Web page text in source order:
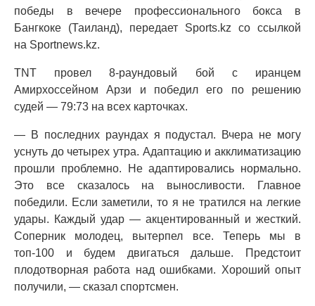
победы в вечере профессионального бокса в
Бангкоке (Таиланд), передает Sports.kz со ссылкой
на Sportnews.kz.
TNT провел 8-раундовый бой с иранцем
Амирхоссейном Арзи и победил его по решению
судей — 79:73 на всех карточках.
— В последних раундах я подустал. Вчера не могу
уснуть до четырех утра. Адаптацию и акклиматизацию
прошли проблемно. Не адаптировались нормально.
Это все сказалось на выносливости. Главное
победили. Если заметили, то я не тратился на легкие
удары. Каждый удар — акцентированный и жесткий.
Соперник молодец, вытерпел все. Теперь мы в
топ-100 и будем двигаться дальше. Предстоит
плодотворная работа над ошибками. Хороший опыт
получили, — сказал спортсмен.